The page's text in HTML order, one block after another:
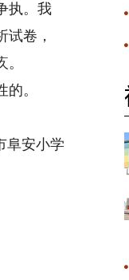
执。我
试卷，
。
安小学